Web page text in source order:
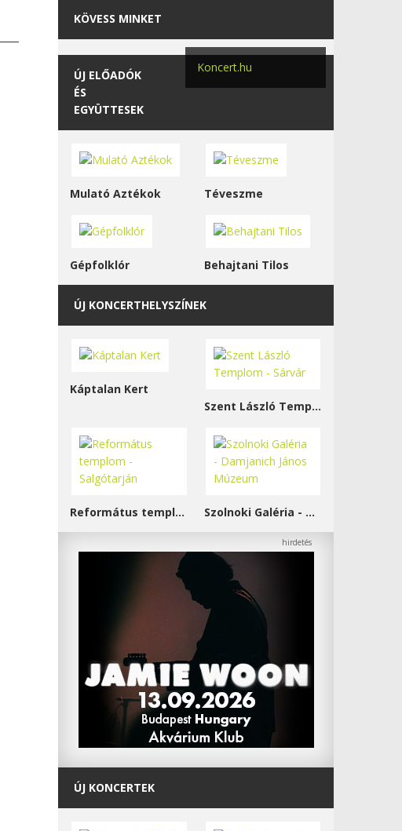
KÖVESS MINKET
Koncert.hu
ÚJ ELŐADÓK
ÉS
EGYÜTTESEK
Mulató Aztékok Téveszme
Gépfolklór Behajtani Tilos
ÚJ KONCERTHELYSZÍNEK
Káptalan Kert
Szent László Templom - Sárvár
Református templom - Salgótarján Szolnoki Galéria - Damjanich János Múzeum
ÚJ KONCERTEK